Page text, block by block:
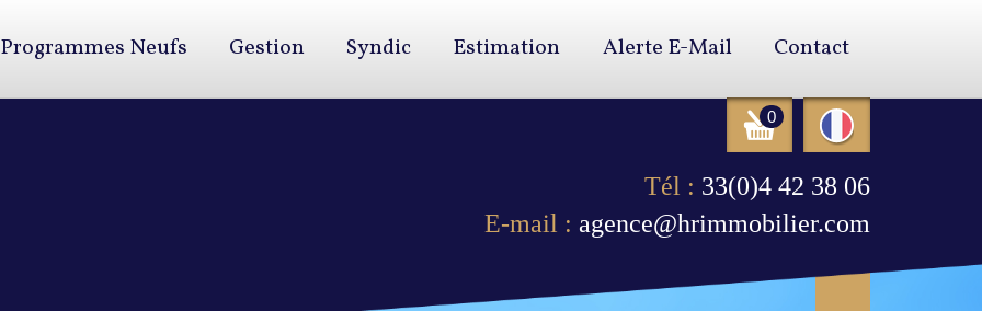
Programmes Neufs Gestion Syndic Estimation Alerte E-Mail Contact
0
Tél : 33(0)4 42 38 06
E-mail : agence@hrimmobilier.com